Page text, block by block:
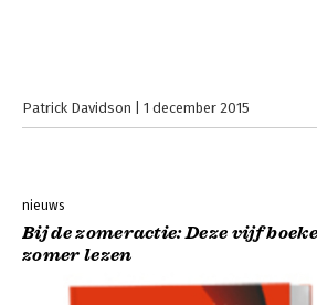
Patrick Davidson 1 december 2015
nieuws
Bij de zomeractie: Deze vijf
zomer lezen